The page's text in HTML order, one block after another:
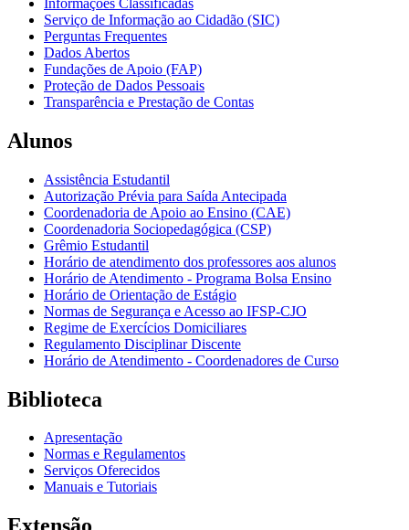
Serviço de Informação ao Cidadão (SIC)
Perguntas Frequentes
Dados Abertos
Fundações de Apoio (FAP)
Proteção de Dados Pessoais
Transparência e Prestação de Contas
Alunos
Assistência Estudantil
Autorização Prévia para Saída Antecipada
Coordenadoria de Apoio ao Ensino (CAE)
Coordenadoria Sociopedagógica (CSP)
Grêmio Estudantil
Horário de atendimento dos professores aos alunos
Horário de Atendimento - Programa Bolsa Ensino
Horário de Orientação de Estágio
Normas de Segurança e Acesso ao IFSP-CJO
Regime de Exercícios Domiciliares
Regulamento Disciplinar Discente
Horário de Atendimento - Coordenadores de Curso
Biblioteca
Apresentação
Normas e Regulamentos
Serviços Oferecidos
Manuais e Tutoriais